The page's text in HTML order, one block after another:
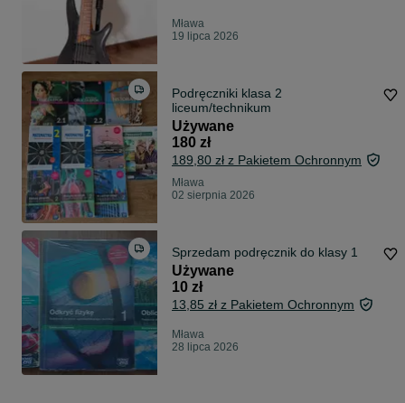
Mława
19 lipca 2026
Podręczniki klasa 2
liceum/technikum
Używane
180 zł
189,80 zł z Pakietem Ochronnym
Mława
02 sierpnia 2026
Sprzedam podręcznik do klasy 1
Używane
10 zł
13,85 zł z Pakietem Ochronnym
Mława
28 lipca 2026